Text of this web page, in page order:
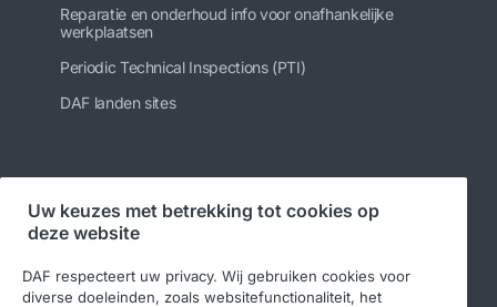
Reparatie en onderhoud info voor onafhankelijke
werkplaatsen
Periodic Technical Inspections (PTI)
DAF landen sites
Volg ons
Uw keuzes met betrekking tot cookies op
deze website
DAF respecteert uw privacy. Wij gebruiken cookies voor
diverse doeleinden, zoals websitefunctionaliteit, het